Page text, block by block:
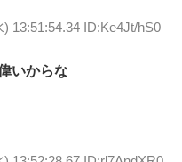
) 13:51:54.34 ID:Ke4Jt/hS0
いからな